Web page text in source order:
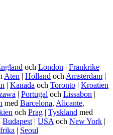
och London | Frankrike
Aten | Holland och Amsterdam |
| Kanada och Toronto | Kroatien
| Portugal och Lissabon |
med Barcelona, Alicante,
och Prag | Tyskland med
Budapest | USA och New York |
| Seoul